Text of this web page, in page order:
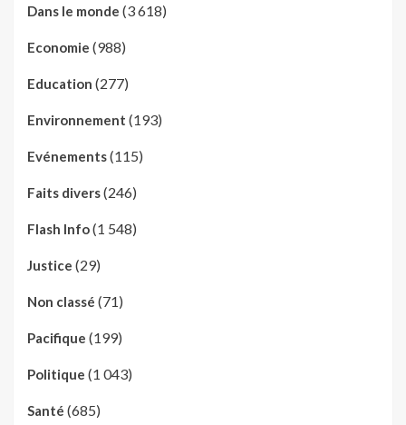
Dans le monde (3 618)
Economie (988)
Education (277)
Environnement (193)
Evénements(115)
Faits divers(246)
Flash Info(1 548)
Justice (29)
Non classé (71)
Pacifique (199)
Politique (1 043)
Santé (685)